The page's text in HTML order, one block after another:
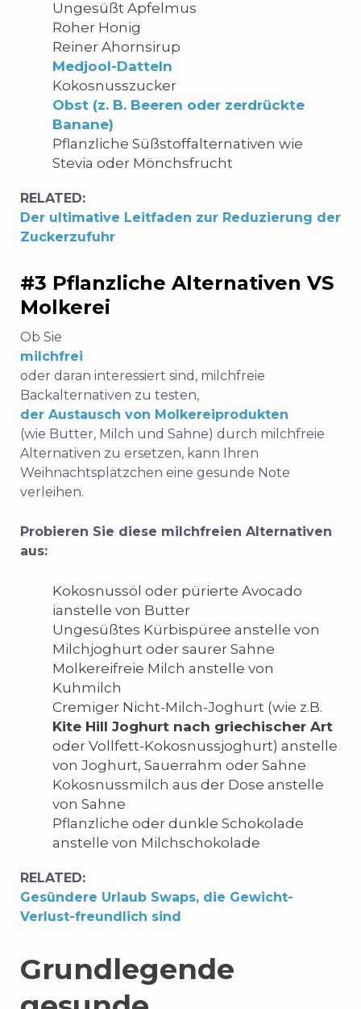
Ungesüßt Apfelmus
Roher Honig
Reiner Ahornsirup
Medjool-Datteln
Kokosnusszucker
Obst (z. B. Beeren oder zerdrückte
Banane)
Pflanzliche Süßstoffalternativen wie
Stevia oder Mönchsfrucht
RELATED:
Der ultimative Leitfaden zur Reduzierung der
Zuckerzufuhr
#3 Pflanzliche Alternativen VS
Molkerei
Ob Sie
milchfrei
oder daran interessiert sind, milchfreie
Backalternativen zu testen,
der Austausch von Molkereiprodukten
(wie Butter, Milch und Sahne) durch milchfreie
Alternativen zu ersetzen, kann Ihren
Weihnachtsplätzchen eine gesunde Note
verleihen.
Probieren Sie diese milchfreien Alternativen
aus:
Kokosnussöl oder pürierte Avocado
ianstelle von Butter
Ungesüßtes Kürbispüree anstelle von
Milchjoghurt oder saurer Sahne
Molkereifreie Milch anstelle von
Kuhmilch
Cremiger Nicht-Milch-Joghurt (wie z.B.
Kite Hill Joghurt nach griechischer Art
oder Vollfett-Kokosnussjoghurt) anstelle
von Joghurt, Sauerrahm oder Sahne
Kokosnussmilch aus der Dose anstelle
von Sahne
Pflanzliche oder dunkle Schokolade
anstelle von Milchschokolade
RELATED:
Gesündere Urlaub Swaps, die Gewicht-
Verlust-freundlich sind
Grundlegende